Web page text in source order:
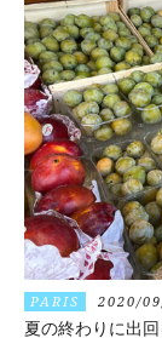
PARIS 2020/
夏の終わりに出